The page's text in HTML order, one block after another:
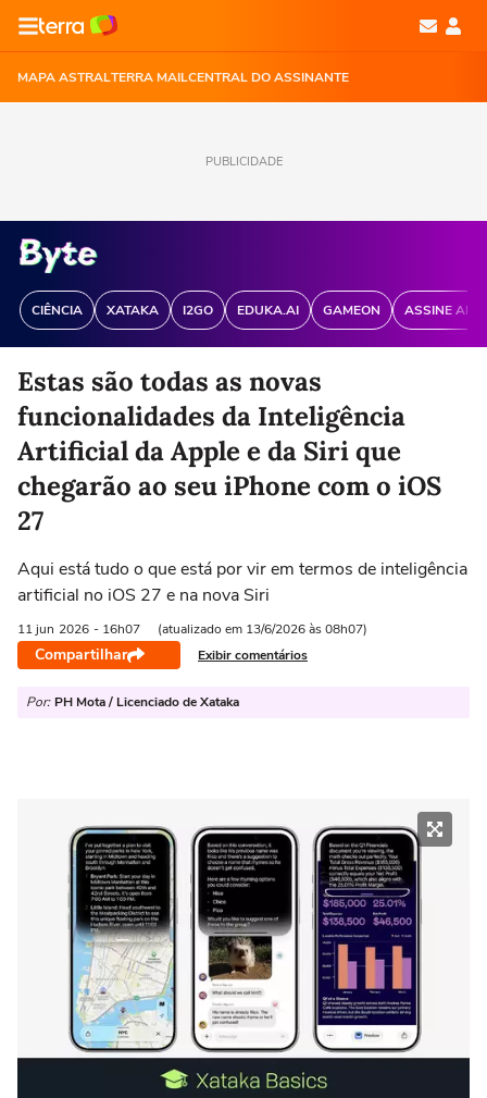
MAPA ASTRALTERRA MAILCENTRAL DO ASSINANTE
PUBLICIDADE
CIÊNCIA XATAKA I2GO EDUKA.AI GAMEON ASSINE
Estas são todas as novas
funcionalidades da Inteligência
Artificial da Apple e da Siri que
chegarão ao seu iPhone com o iOS
27
Aqui está tudo o que está por vir em termos de inteligência
artificial no iOS 27 e na nova Siri
11 jun 2026 - 16h07 (atualizado em 13/6/2026 às 08h07)
Compartilhar Exibir comentários
Por: PH Mota / Licenciado de Xataka